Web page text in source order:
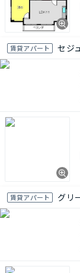
賃貸アパート セジ
賃貸アパート グリ